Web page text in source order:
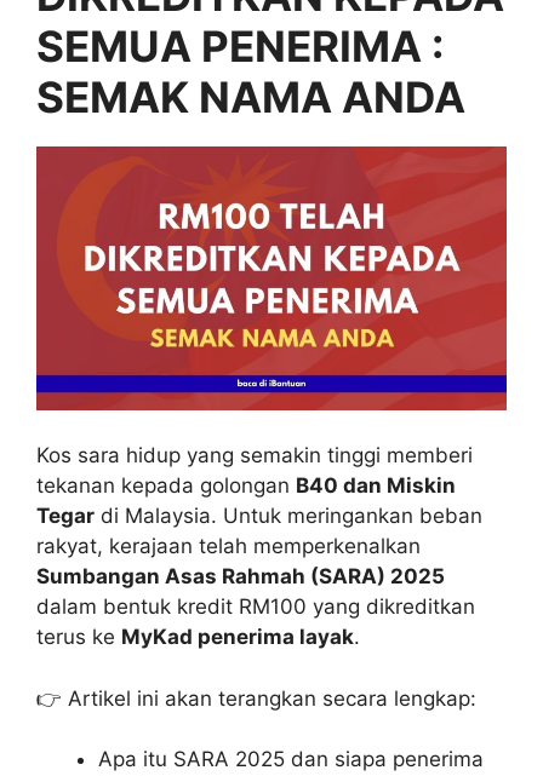
SEMUA PENERIMA :
SEMAK NAMA ANDA
Kos sara hidup yang semakin tinggi memberi
tekanan kepada golongan B40 dan Miskin
Tegar di Malaysia. Untuk meringankan beban
rakyat, kerajaan telah memperkenalkan
Sumbangan Asas Rahmah (SARA) 2025
dalam bentuk kredit RM100 yang dikreditkan
terus ke MyKad penerima layak.
👉 Artikel ini akan terangkan secara lengkap:
Apa itu SARA 2025 dan siapa penerima